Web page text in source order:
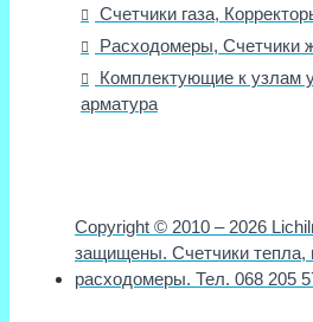
Счетчики газа,
Расходомеры, Счетчики
Комплектующие к узлам
арматура
Copyright © 2010 – 2026
защищены. Счетчики тепла,
расходомеры. Тел. 068 205